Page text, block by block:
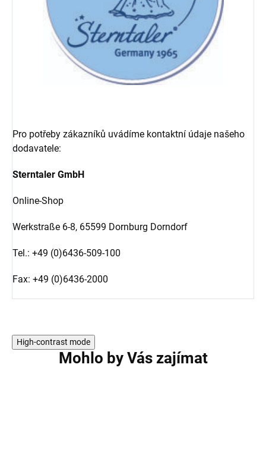
Pro potřeby zákazníků uvádíme kontaktní údaje našeho
dodavatele:
Sterntaler GmbH
Online-Shop
Werkstraße 6-8, 65599 Dornburg Dorndorf
Tel.: +49 (0)6436-509-100
Fax: +49 (0)6436-2000
High-contrast mode
Mohlo by Vás zajímat